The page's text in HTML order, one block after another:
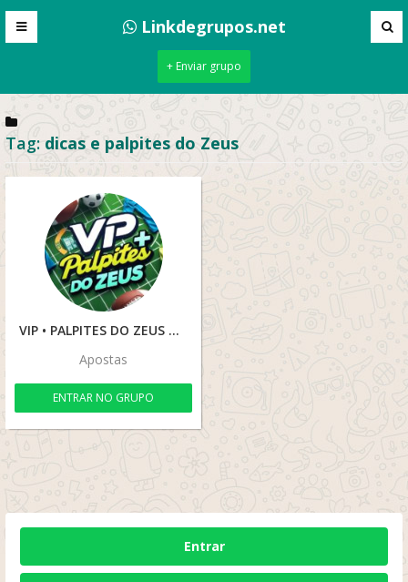
Linkdegrupos.net
+ Enviar grupo
Tag: dicas e palpites do Zeus
VIP • PALPITES DO ZEUS
Apostas
ENTRAR NO GRUPO
Entrar